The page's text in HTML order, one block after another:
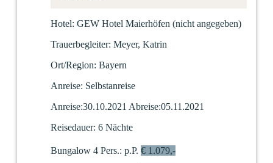
Hotel: GEW Hotel Maierhöfen (nicht angegeben)
Trauerbegleiter: Meyer, Katrin
Ort/Region: Bayern
Anreise: Selbstanreise
Anreise:30.10.2021 Abreise:05.11.2021
Reisedauer: 6 Nächte
Bungalow 4 Pers.: p.P. € 1.079,-